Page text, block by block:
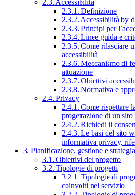
2.3. Accessibilità
2.3.1. Definizione
2.3.2. Accessibilità by
2.3.3. Principi per
2.3.4. Linee guida e
2.3.5. Come rilasciare
accessibilità
2.3.6. Meccanismo di
attuazione
2.3.7. Obiettivi
2.3.8. Normativa e
2.4. Privacy
2.4.1. Come rispettare
progettazione di un
2.4.2. Richiedi il
2.4.3. Le basi del sito
informativa privacy,
3. Pianificazione, gestione e strategia
3.1. Obiettivi del progetto
3.2. Tipologie di progetti
3.2.1. Tipologie di
coinvolti nel servizio